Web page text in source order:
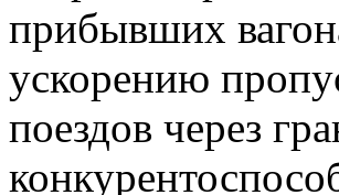
прибывших
ускорению
поездов через